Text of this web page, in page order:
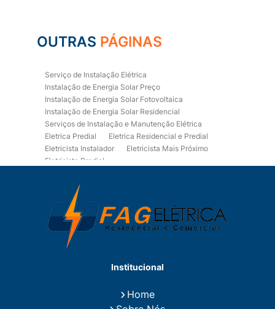
OUTRAS PÁGINAS
Serviço de Instalação Elétrica
Instalação de Energia Solar Preço
Instalação de Energia Solar Fotovoltaica
Instalação de Energia Solar Residencial
Serviços de Instalação e Manutenção Elétrica
Eletrica Predial
Eletrica Residencial e Predial
Eletricista Instalador
Eletricista Mais Próximo
Eletricista Predial
Eletricista Residencial
Eletricista Residencial E Predial
Eletricistas de Manutenção
Empresa de Instalações Elétricas
Empresa de Manutenção Eletrica
Empresa de Prestação de Serviços Eletricos
Fiação para Instalação Eletrica Residencial
Instalação de Energia Solar Residencial Preço
Institucional
Home